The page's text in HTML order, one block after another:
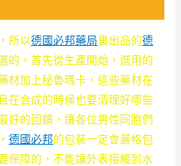
，所以德國必邦藥局裏出品的德
的。首先從生產開始，選用的
材加上秘魯瑪卡，這些藥材在
在合成的時候也要清理好哪些
好的回饋，讓各位男性同胞們
德國必邦的包裝一定會嚴格包
保障的，不能讓外表接觸到水